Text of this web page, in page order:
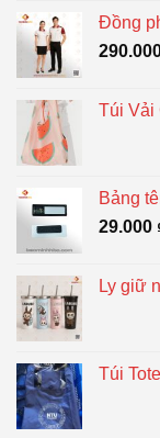
Đồng
Túi Vải
Bảng
29.000
Ly giữ
Túi